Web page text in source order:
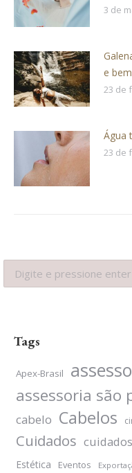
3 de
e
23 de
Água
23 de
Search:
Tags
Apex-Brasil
assessoria são
cabelo Cabelos
Cuidados
Estética Eventos